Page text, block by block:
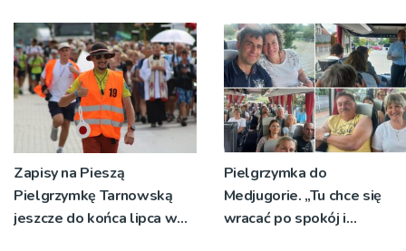
Tuchowa
Zapisy na Pieszą
Pielgrzymkę Tarnowską
jeszcze do końca lipca w
Pielgrzymka do
Medjugorie. „Tu chce się
wracać po spokój i